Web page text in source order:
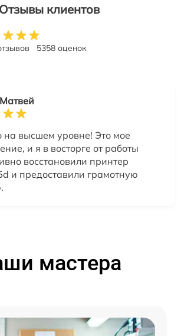
Отзывы клиентов
5358 оценок
на высшем уровне! Это мое
и я в восторге от работы
восстановили принтер
и предоставили грамотную
мастера